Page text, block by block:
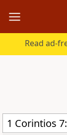
Read ad-